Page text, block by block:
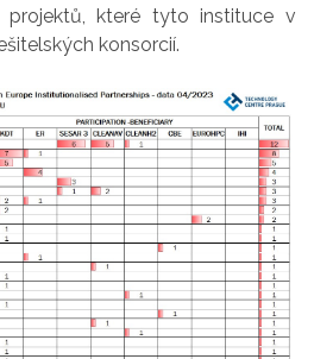
které tyto instituce v
konsorcií.